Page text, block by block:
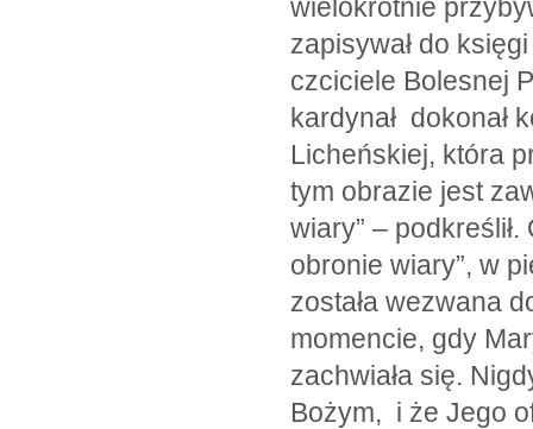
wielokrotnie
zapisywał do
czciciele Bolesnej
kardynał dokonał
Licheńskiej, która
tym obrazie jest
wiary” –
obronie wiary”, w
została wezwana
momencie, gdy
zachwiała się.
Bożym, i że Jego